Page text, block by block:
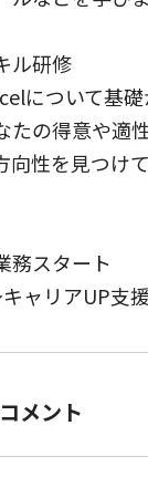
ル研修
について基礎
たの得意や適
向性を見つけ
スタート
ャリアUP支
メント